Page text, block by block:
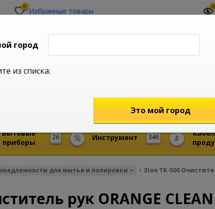
0 Избранные товары 0
shop@mireks.ru
26
Бытовые
приборы
346
Инструмент
для мытья и полировки 3ton TK-500
рук ORANGE
город
из списка:
Это мой город